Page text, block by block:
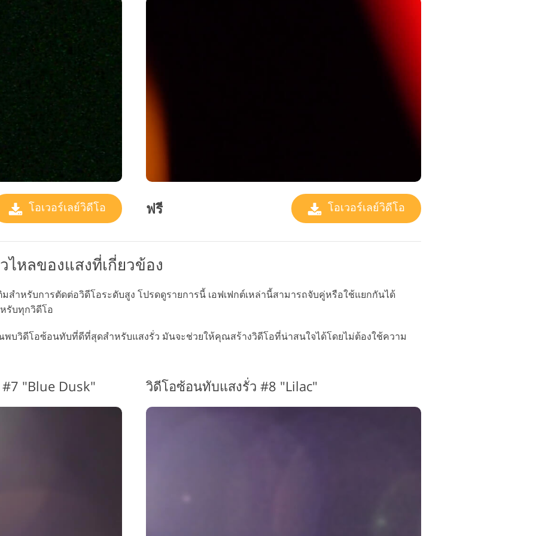
โอเวอร์เลย์วิดีโอ ฟรี โอเวอร์เลย์วิดีโอ
หลของแสงที่เกี่ยวข้อง
สำหรับการตัดต่อวิดีโอระดับสูง โปรดดูรายการนี้ เอฟเฟกต์เหล่านี้สามารถจับคู่หรือใช้แยกกันได้
รับทุกวิดีโอ
พบวิดีโอซ้อนทับที่ดีที่สุดสำหรับแสงรั่ว มันจะช่วยให้คุณสร้างวิดีโอที่น่าสนใจได้โดยไม่ต้องใช้ความ
#7 "Blue Dusk" วิดีโอซ้อนทับแสงรั่ว #8 "Lilac"